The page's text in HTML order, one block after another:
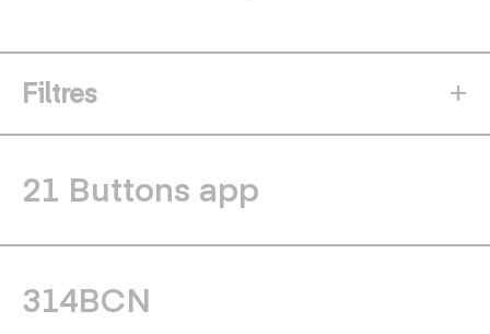
Filtres
21 Buttons app
314BCN